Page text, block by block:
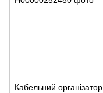
Кабельний організатор